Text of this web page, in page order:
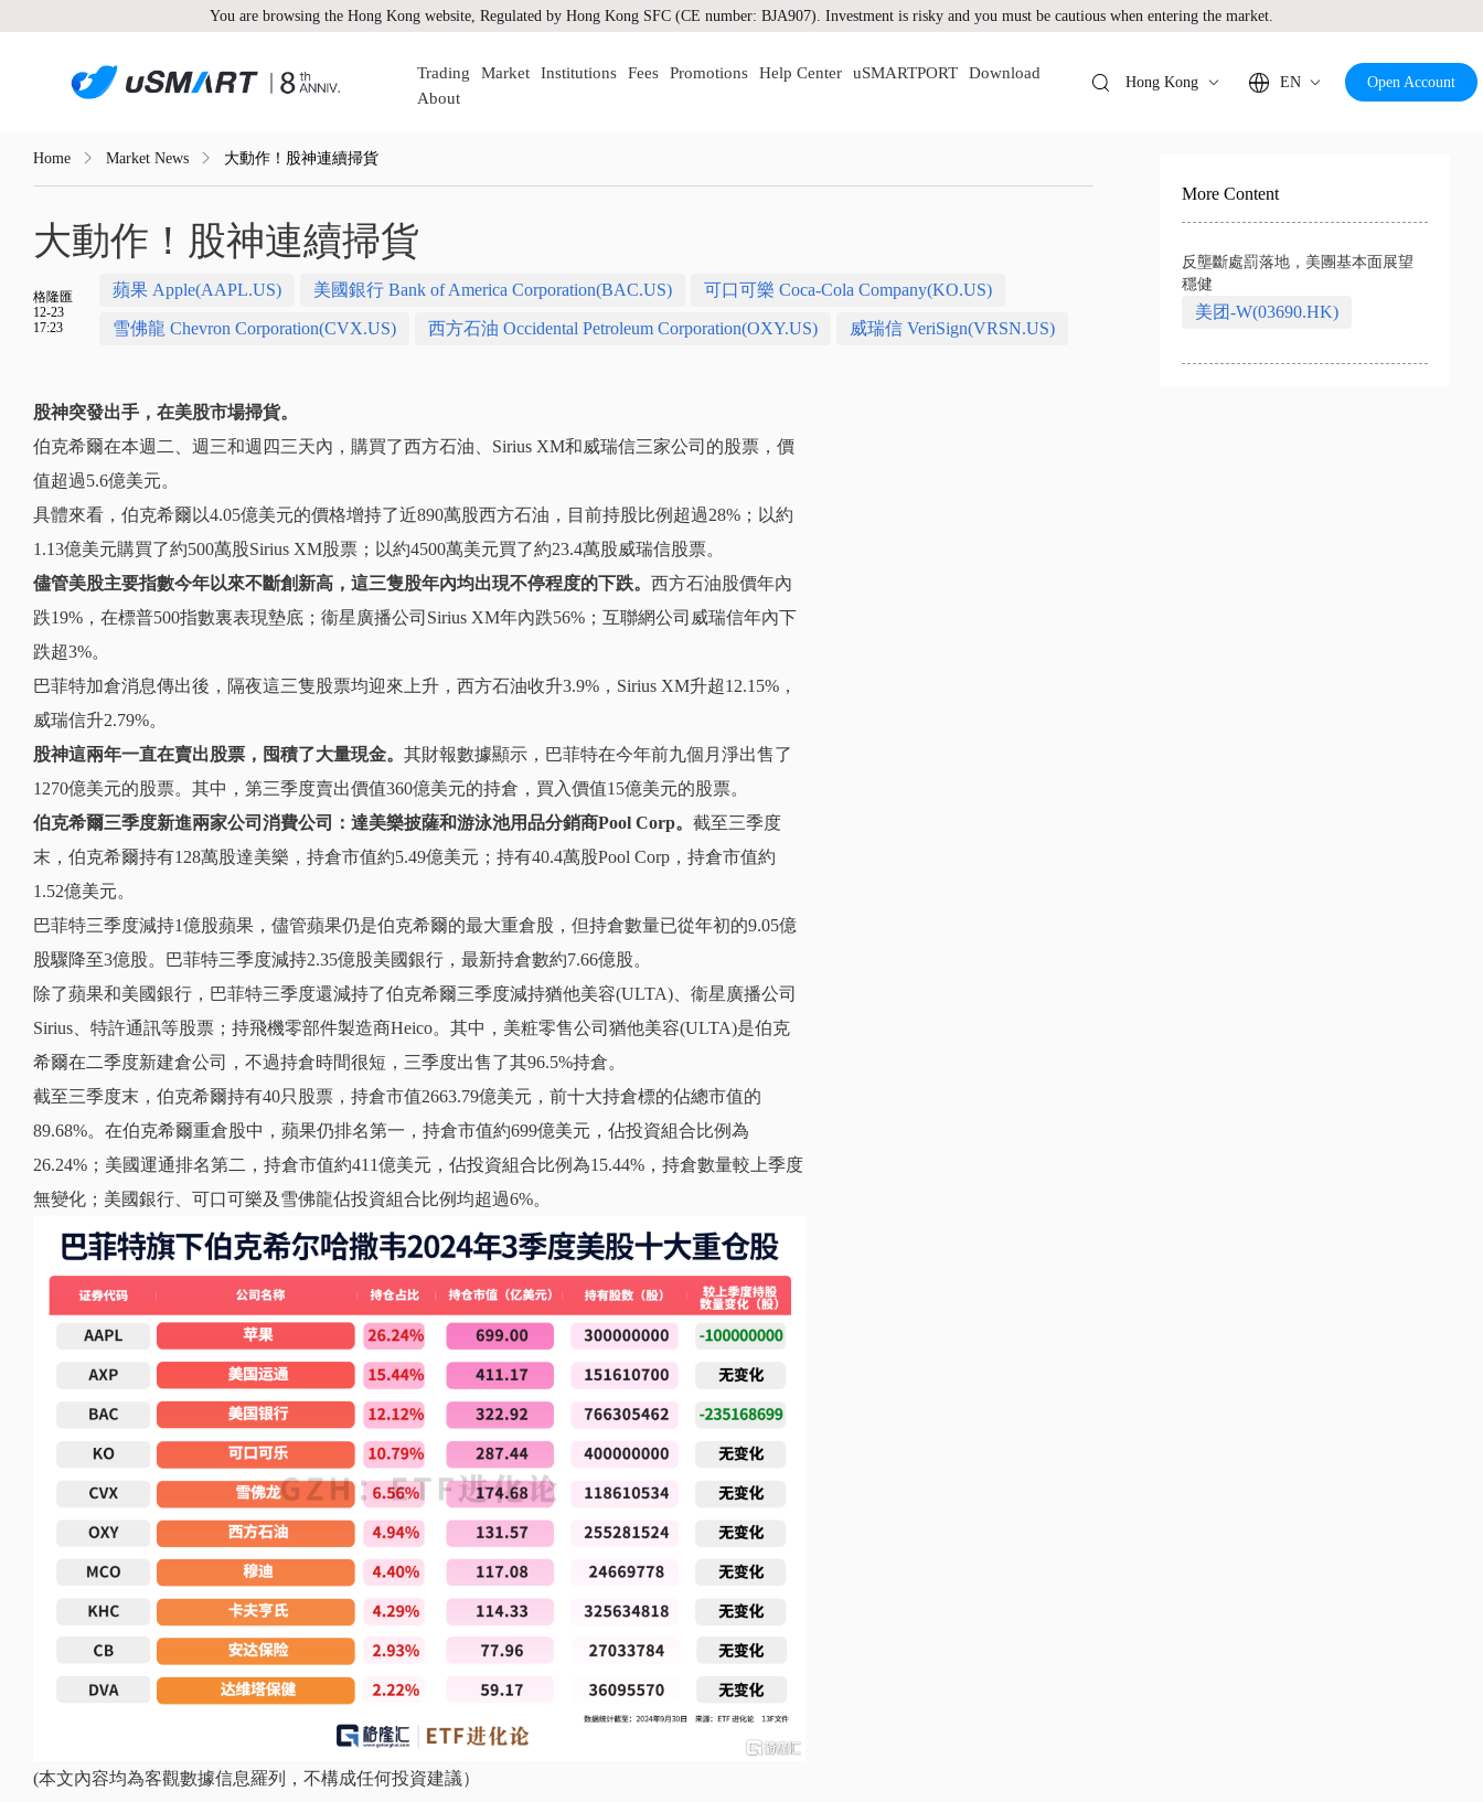
You are browsing the Hong Kong website, Regulated by Hong Kong SFC (CE number: BJA907). Investment is risky and you must be cautious when entering the market.
Trading Market Institutions Fees Promotions Help Center uSMARTPORT
Download
About
Hong Kong EN Open Account
Home Market News 大動作！股神連續掃貨
大動作！股神連續掃貨
格隆匯
12-23
17:23
蘋果 Apple(AAPL.US) 美國銀行 Bank of America Corporation(BAC.US) 可口可樂 Coca-Cola Company(KO.US)
雪佛龍 Chevron Corporation(CVX.US) 西方石油 Occidental Petroleum Corporation(OXY.US) 威瑞信 VeriSign(VRSN.US)
股神突發出手，在美股市場掃貨。
伯克希爾在本週二、週三和週四三天內，購買了西方石油、Sirius XM和威瑞信三家公司的股票，價
值超過5.6億美元。
具體來看，伯克希爾以4.05億美元的價格增持了近890萬股西方石油，目前持股比例超過28%；以約
1.13億美元購買了約500萬股Sirius XM股票；以約4500萬美元買了約23.4萬股威瑞信股票。
儘管美股主要指數今年以來不斷創新高，這三隻股年內均出現不停程度的下跌。 西方石油股價年內
跌19%，在標普500指數裏表現墊底；衞星廣播公司Sirius XM年內跌56%；互聯網公司威瑞信年內下
跌超3%。
巴菲特加倉消息傳出後，隔夜這三隻股票均迎來上升，西方石油收升3.9%，Sirius XM升超12.15%，
威瑞信升2.79%。
股神這兩年一直在賣出股票，囤積了大量現金。 其財報數據顯示，巴菲特在今年前九個月淨出售了
1270億美元的股票。其中，第三季度賣出價值360億美元的持倉，買入價值15億美元的股票。
伯克希爾三季度新進兩家公司消費公司：達美樂披薩和游泳池用品分銷商Pool Corp。 截至三季度
末，伯克希爾持有128萬股達美樂，持倉市值約5.49億美元；持有40.4萬股Pool Corp，持倉市值約
1.52億美元。
巴菲特三季度減持1億股蘋果，儘管蘋果仍是伯克希爾的最大重倉股，但持倉數量已從年初的9.05億
股驟降至3億股。
巴菲特三季度減持2.35億股美國銀行，最新持倉數約7.66億股。
除了蘋果和美國銀行，巴菲特三季度還減持了伯克希爾三季度減持猶他美容(ULTA)、衞星廣播公司
Sirius、特許通訊等股票；持飛機零部件製造商Heico。其中，美粧零售公司猶他美容(ULTA)是伯克
希爾在二季度新建倉公司，不過持倉時間很短，三季度出售了其96.5%持倉。
截至三季度末，伯克希爾持有40只股票，持倉市值2663.79億美元，前十大持倉標的佔總市值的
89.68%。在伯克希爾重倉股中，蘋果仍排名第一，持倉市值約699億美元，佔投資組合比例為
26.24%；美國運通排名第二，持倉市值約411億美元，佔投資組合比例為15.44%，持倉數量較上季度
無變化；美國銀行、可口可樂及雪佛龍佔投資組合比例均超過6%。
(本文內容均為客觀數據信息羅列，不構成任何投資建議）
More Content
反壟斷處罰落地，美團基本面展望
穩健
美团-W(03690.HK)